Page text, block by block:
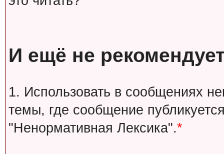
И ещё не
1. Использовать в сообщениях
темы, где сообщение
"Ненормативная Лексика".*